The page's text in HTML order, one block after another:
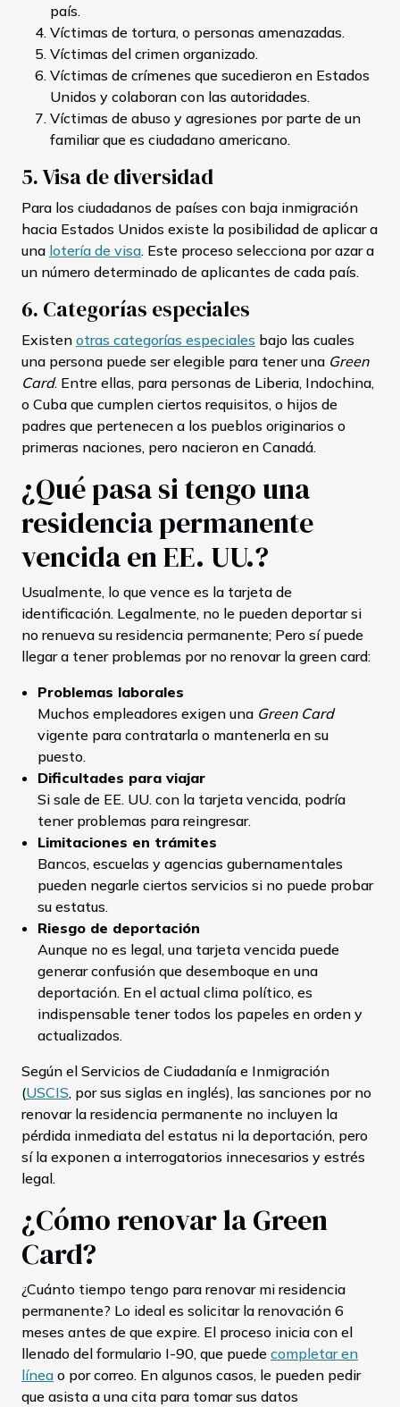
país.
Víctimas de tortura, o personas amenazadas.
Víctimas del crimen organizado.
Víctimas de crímenes que sucedieron en Estados
Unidos y colaboran con las autoridades.
Víctimas de abuso y agresiones por parte de un
familiar que es ciudadano americano.
5. Visa de diversidad
Para los ciudadanos de países con baja inmigración
hacia Estados Unidos existe la posibilidad de aplicar a
una lotería de visa. Este proceso selecciona por azar a
un número determinado de aplicantes de cada país.
6. Categorías especiales
Existen otras categorías especiales bajo las cuales
una persona puede ser elegible para tener una Green
Card. Entre ellas, para personas de Liberia, Indochina,
o Cuba que cumplen ciertos requisitos, o hijos de
padres que pertenecen a los pueblos originarios o
primeras naciones, pero nacieron en Canadá.
¿Qué pasa si tengo una
residencia permanente
vencida en EE. UU.?
Usualmente, lo que vence es la tarjeta de
identificación. Legalmente, no le pueden deportar si
no renueva su residencia permanente; Pero sí puede
llegar a tener problemas por no renovar la green card:
Problemas laborales
Muchos empleadores exigen una Green Card
vigente para contratarla o mantenerla en su
puesto.
Dificultades para viajar
Si sale de EE. UU. con la tarjeta vencida, podría
tener problemas para reingresar.
Limitaciones en trámites
Bancos, escuelas y agencias gubernamentales
pueden negarle ciertos servicios si no puede probar
su estatus.
Riesgo de deportación
Aunque no es legal, una tarjeta vencida puede
generar confusión que desemboque en una
deportación. En el actual clima político, es
indispensable tener todos los papeles en orden y
actualizados.
Según el Servicios de Ciudadanía e Inmigración
(USCIS, por sus siglas en inglés), las sanciones por no
renovar la residencia permanente no incluyen la
pérdida inmediata del estatus ni la deportación, pero
sí la exponen a interrogatorios innecesarios y estrés
legal.
¿Cómo renovar la Green
Card?
¿Cuánto tiempo tengo para renovar mi residencia
permanente? Lo ideal es solicitar la renovación 6
meses antes de que expire. El proceso inicia con el
llenado del formulario I-90, que puede completar en
línea o por correo. En algunos casos, le pueden pedir
que asista a una cita para tomar sus datos